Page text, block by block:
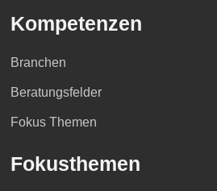
Kompetenzen
Branchen
Beratungsfelder
Fokus Themen
Fokusthemen